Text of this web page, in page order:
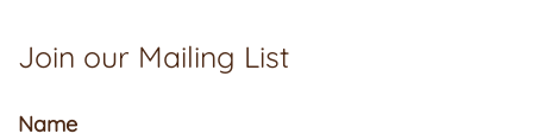
Join our Mailing List
Name